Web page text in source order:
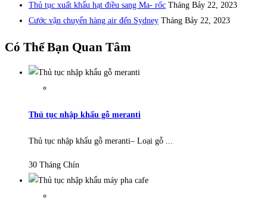
Thủ tục xuất khẩu hạt điều sang Ma- rốc Tháng Bảy 22, 2023
Cước vận chuyển hàng air đến Sydney Tháng Bảy 22, 2023
Có Thể Bạn Quan Tâm
Thủ tục nhập khẩu gỗ meranti
Thủ tục nhập khẩu gỗ meranti– Loại gỗ ...
30 Tháng Chín